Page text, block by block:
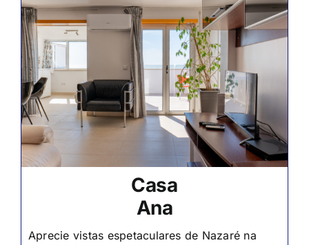
Casa
Ana
Aprecie vistas espetaculares de Nazaré na